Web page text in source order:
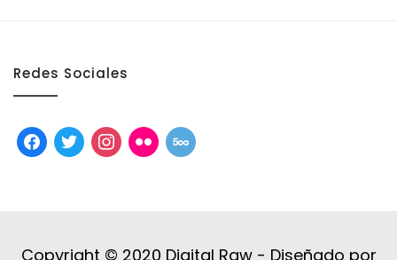
Redes Sociales
facebook
twitterinstagram
flickr 500px
Copyright © 2020 Digital Raw - Diseñado por